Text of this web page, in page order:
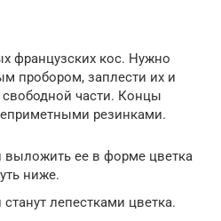
французских кос. Нужно
пробором, заплести их и
свободной части. Концы
резинками.
выложить ее в форме цветка
ниже.
лепестками цветка.